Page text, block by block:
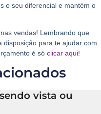
o seu diferencial e mantém o
vendas! Lembrando que
disposição para te ajudar com
é só clicar aqui!
vista ou